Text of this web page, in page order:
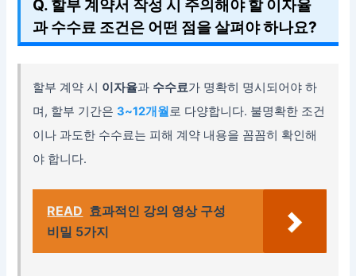
Q. 할부 계약서 작성 시 주의해야 할 이자율
과 수수료 조건은 어떤 점을 살펴야 하나요?
할부 계약 시 이자율과 수수료가 명확히 명시되어야 하
며, 할부 기간은3~12개월로 다양합니다. 불명확한 조건
이나 과도한 수수료는 피해 계약 내용을 꼼꼼히 확인해
야 합니다.
READ 효과적인 강의 영상 구성
비밀 5가지